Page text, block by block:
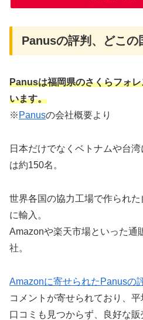
Panusの評判、どこの
Panusは福岡県のさくらフォ
います。
※ Panusの会社概要より
日本だけでなくベトナムや台
は約150名。
世界各国の協力工場で作られ
に輸入。
Amazonや楽天市場といった通
社。
Amazonに寄せられたPanusの
コメントが寄せられており、
口コミも見つからず、良好な販